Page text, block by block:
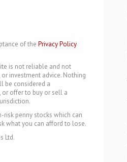
of the Privacy Policy
is not reliable and not
investment advice. Nothing
be considered a
offer to buy or sell a
risk penny stocks which can
what you can afford to lose.
Ltd.